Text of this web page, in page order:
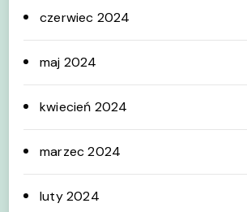
czerwiec 2024
maj 2024
kwiecień 2024
marzec 2024
luty 2024